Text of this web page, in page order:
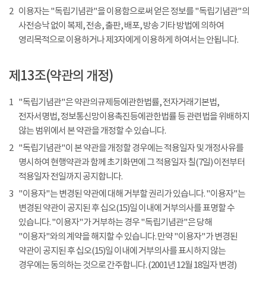
2 이용자는 "독립기념관"을 이용함으로써 얻은 정보를 "독립기념관"의
사전승낙 없이 복제, 전송, 출판, 배포, 방송 기타 방법에 의하여
영리목적으로 이용하거나 제3자에게 이용하게 하여서는 안됩니다.
제13조(약관의 개정)
1 "독립기념관"은 약관의규제등에관한법률, 전자거래기본법,
전자서명법, 정보통신망이용촉진등에관한법률 등 관련법을 위배하지
않는 범위에서 본 약관을 개정할 수 있습니다.
2 "독립기념관"이 본 약관을 개정할 경우에는 적용일자 및 개정사유를
명시하여 현행약관과 함께 초기화면에 그 적용일자 칠(7일) 이전부터
적용일자 전일까지 공지합니다.
3 "이용자"는 변경된 약관에 대해 거부할 권리가 있습니다. "이용자"는
변경된 약관이 공지된 후 십오(15)일 이내에 거부의사를 표명할 수
있습니다. "이용자"가 거부하는 경우 "독립기념관"은 당해
"이용자"와의 계약을 해지할 수 있습니다. 만약 "이용자"가 변경된
약관이 공지된 후 십오(15)일 이내에 거부의사를 표시하지 않는
경우에는 동의하는 것으로 간주합니다. (2001년 12월 18일자 변경)